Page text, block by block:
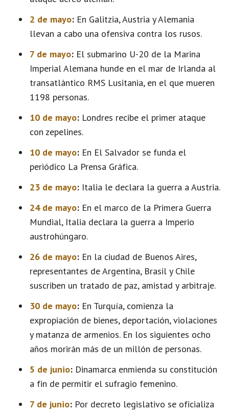
2 de mayo: En Galitzia, Austria y Alemania
llevan a cabo una ofensiva contra los rusos.
7 de mayo: El submarino U-20 de la Marina
Imperial Alemana hunde en el mar de Irlanda al
transatlántico RMS Lusitania, en el que mueren
1198 personas.
10 de mayo: Londres recibe el primer ataque
con zepelines.
10 de mayo: En El Salvador se funda el
periódico La Prensa Gráfica.
23 de mayo: Italia le declara la guerra a Austria.
24 de mayo: En el marco de la Primera Guerra
Mundial, Italia declara la guerra a Imperio
austrohúngaro.
26 de mayo: En la ciudad de Buenos Aires,
representantes de Argentina, Brasil y Chile
suscriben un tratado de paz, amistad y arbitraje.
30 de mayo: En Turquía, comienza la
expropiación de bienes, deportación, violaciones
y matanza de armenios. En los siguientes ocho
años morirán más de un millón de personas.
5 de junio: Dinamarca enmienda su constitución
a fin de permitir el sufragio femenino.
7 de junio: Por decreto legislativo se oficializa